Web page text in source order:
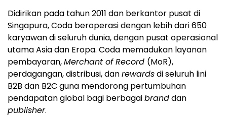
Didirikan pada tahun 2011 dan berkantor pusat di
Singapura, Coda beroperasi dengan lebih dari 650
karyawan di seluruh dunia, dengan pusat operasional
utama Asia dan Eropa. Coda memadukan layanan
pembayaran,Merchant of Record (MoR),
perdagangan, distribusi, danrewardsdi seluruh lini
B2B dan B2C guna mendorong pertumbuhan
pendapatan global bagi berbagaibranddan
publisher.